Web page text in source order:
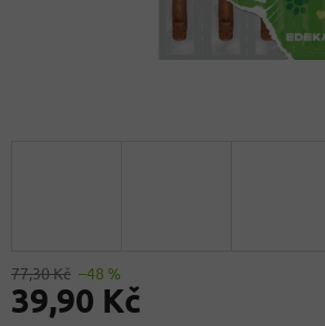
77,30 Kč –48 %
39,90 Kč